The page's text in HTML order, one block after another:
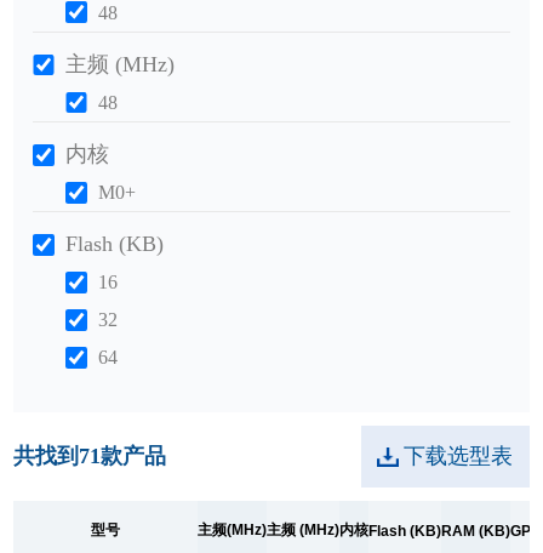
48
主频 (MHz)
48
内核
M0+
Flash (KB)
16
32
64
2
共找到 71款产品 下载选型表
型号 主频(MHz)主频 (MHz)内核Flash (KB)RAM (KB)